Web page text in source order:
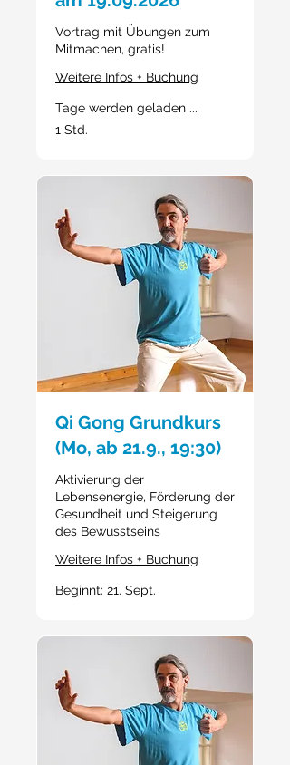
Vortrag mit Übungen zum
Mitmachen, gratis!
Weitere Infos + Buchung
Tage werden geladen ...
1 Std.
Qi Gong Grundkurs
(Mo, ab 21.9., 19:30)
Aktivierung der
Lebensenergie, Förderung der
Gesundheit und Steigerung
des Bewusstseins
Weitere Infos + Buchung
Beginnt: 21. Sept.